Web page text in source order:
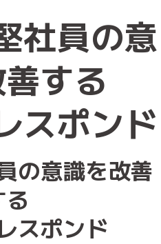
社員の意
する
スポンド
の意識を改善
る
スポンド